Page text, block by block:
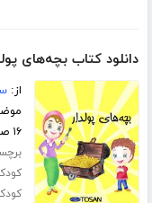
دانلود کتاب بچه‌های
از:
۱۶ صفحه